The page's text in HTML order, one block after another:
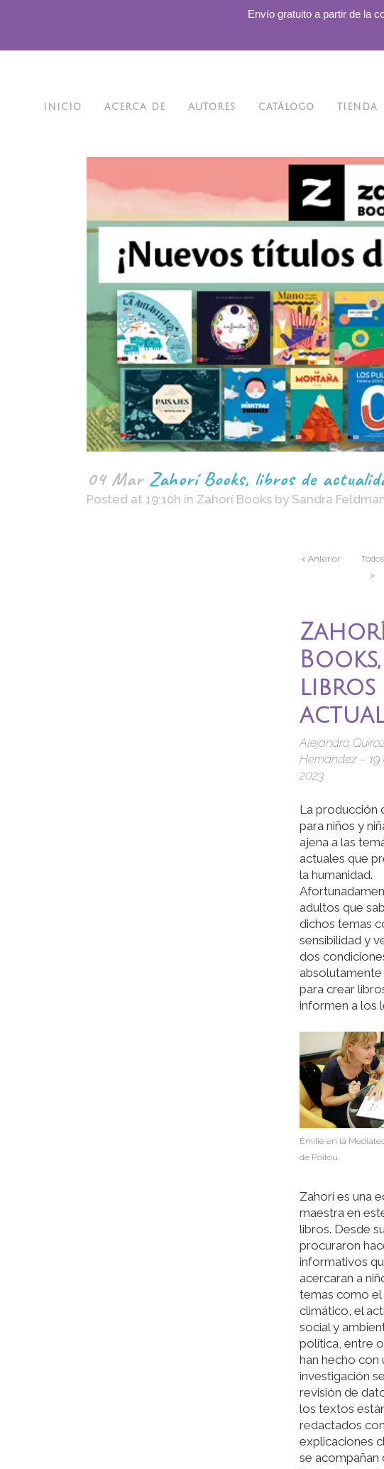
Envío gratuito a partir de la
INICIO ACERCA DE AUTORES CATÁLOGO TIENDA
04 MarZahorí Books, libros de
Posted at 19:10h in Zahorí Books by Sandra
< Anterior Todos
>
Zahorí
Books,
libros
Alejandra
Hernández –
2023
La producción
para niños y
ajena a las
actuales que
la humanidad.
adultos que
dichos temas
sensibilidad y
dos
absolutamente
para crear
informen a los
Émilie en la
de Poitou.
Zahorí es una
maestra en
libros. Desde
procuraron
informativos
acercaran a
temas como el
climático, el
social y
política, entre
han hecho con
investigación
revisión de
los textos
redactados
explicaciones
se acompañan